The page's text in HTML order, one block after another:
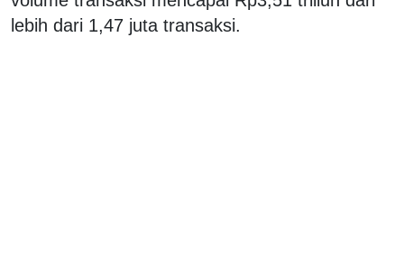
lebih dari 1,47 juta transaksi.